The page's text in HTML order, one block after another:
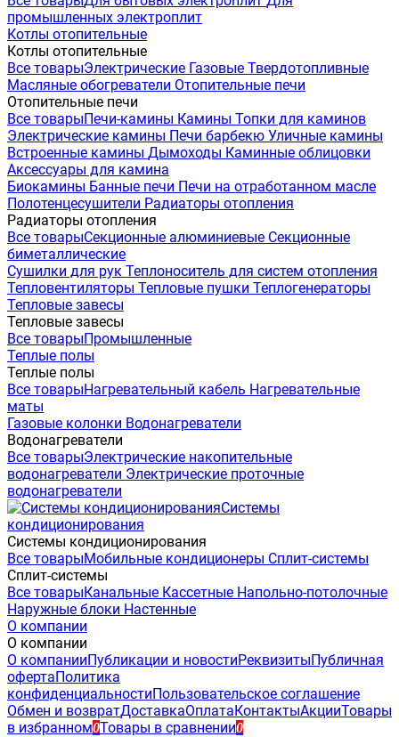
промышленных электроплит
Котлы отопительные
Котлы отопительные
Все товарыЭлектрические Газовые Твердотопливные
Масляные обогреватели Отопительные печи
Отопительные печи
Все товарыПечи-камины Камины Топки для каминов
Электрические камины Печи барбекю Уличные камины
Встроенные камины Дымоходы Каминные облицовки
Аксессуары для камина
Биокамины Банные печи Печи на отработанном масле
Полотенцесушители Радиаторы отопления
Радиаторы отопления
Все товарыСекционные алюминиевые Секционные
биметаллические
Сушилки для рук Теплоноситель для систем отопления
Тепловентиляторы Тепловые пушки Теплогенераторы
Тепловые завесы
Тепловые завесы
Все товарыПромышленные
Теплые полы
Теплые полы
Все товарыНагревательный кабель Нагревательные
маты
Газовые колонки Водонагреватели
Водонагреватели
Все товарыЭлектрические накопительные
водонагреватели Электрические проточные
водонагреватели
Системы
кондиционирования
Системы кондиционирования
Все товарыМобильные кондиционеры Сплит-системы
Сплит-системы
Все товарыКанальные Кассетные Напольно-потолочные
Наружные блоки Настенные
О компании
О компании
О компанииПубликации и новостиРеквизитыПубличная
офертаПолитика
конфиденциальностиПользовательское соглашение
Обмен и возвратДоставкаОплатаКонтактыАкцииТовары
в избранном0Товары в сравнении0